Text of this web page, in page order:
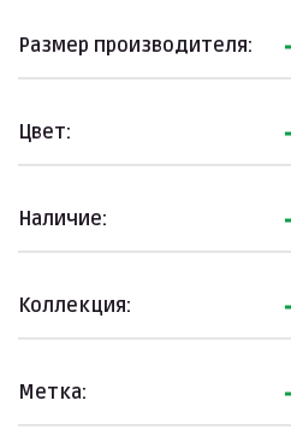
Размер производителя:
Цвет:
Наличие:
Коллекция:
Метка: